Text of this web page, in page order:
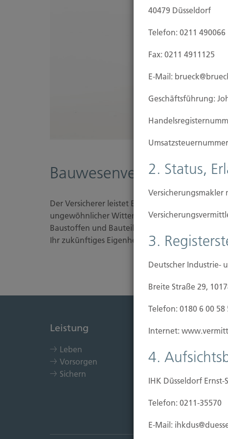
Bauwesenversicherung
Der Versicherer leistet Entschädigung für
ungewöhnlicher Witterungseinflüsse,
Baustoffen und Bauteilen durch Unbekannte
Ihr zukünftiges Eigenheim bereits vom ersten
Leistung
Leben
Vorsorgen
Sichern
Kauf
40479 Düsseldorf
Telefon: 0211 490066
Fax: 0211 4911125
E-Mail:
Geschäftsführung:
2. Status,
Versicherungsmakler
3.
Deutscher Industrie-
Breite Straße 29,
Telefon: 0180 6 00
Internet:
4.
IHK Düsseldorf
Telefon: 0211-35570
E-Mail: